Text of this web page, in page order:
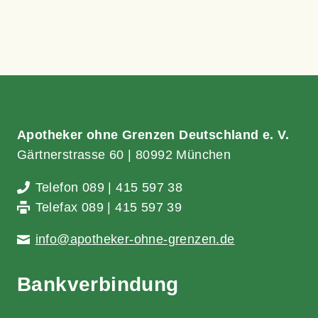
Apo­the­ker ohne Gren­zen Deutsch­land e. V.
Gärt­ner­stras­se 60 | 80992 München
Tele­fon 089 | 415 597 38
Tele­fax 089 | 415 597 39
info@​apotheker-​ohne-​grenzen.​de
Bank­ver­bin­dung